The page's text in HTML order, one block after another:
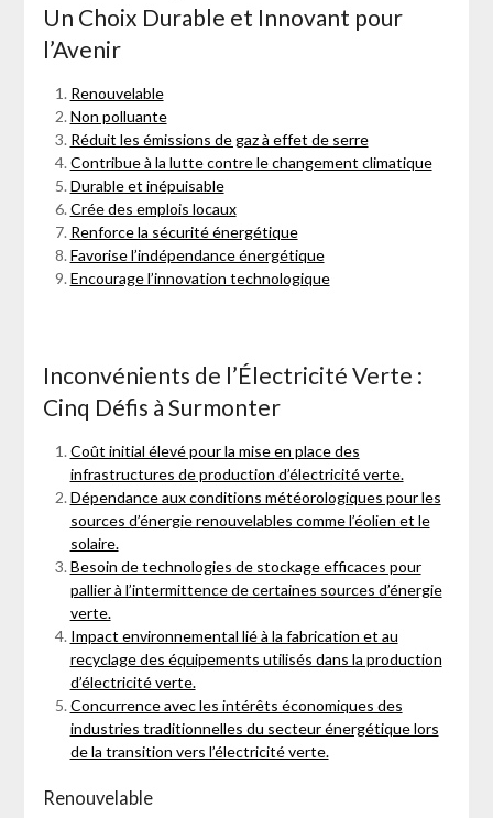
Un Choix Durable et Innovant pour
l’Avenir
Renouvelable
Non polluante
Réduit les émissions de gaz à effet de serre
Contribue à la lutte contre le changement climatique
Durable et inépuisable
Crée des emplois locaux
Renforce la sécurité énergétique
Favorise l’indépendance énergétique
Encourage l’innovation technologique
Inconvénients de l’Électricité Verte :
Cinq Défis à Surmonter
Coût initial élevé pour la mise en place des
infrastructures de production d’électricité verte.
Dépendance aux conditions météorologiques pour les
sources d’énergie renouvelables comme l’éolien et le
solaire.
Besoin de technologies de stockage efficaces pour
pallier à l’intermittence de certaines sources d’énergie
verte.
Impact environnemental lié à la fabrication et au
recyclage des équipements utilisés dans la production
d’électricité verte.
Concurrence avec les intérêts économiques des
industries traditionnelles du secteur énergétique lors
de la transition vers l’électricité verte.
Renouvelable